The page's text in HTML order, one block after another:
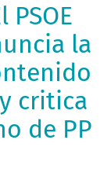
PSOE
la
critica
de PP